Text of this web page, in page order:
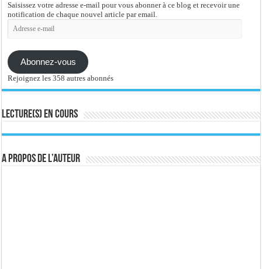
Saisissez votre adresse e-mail pour vous abonner à ce blog et recevoir une
notification de chaque nouvel article par email.
Adresse
e-
Abonnez-vous
Rejoignez les 358 autres abonnés
Lecture(s) en cours
A propos de l’auteur